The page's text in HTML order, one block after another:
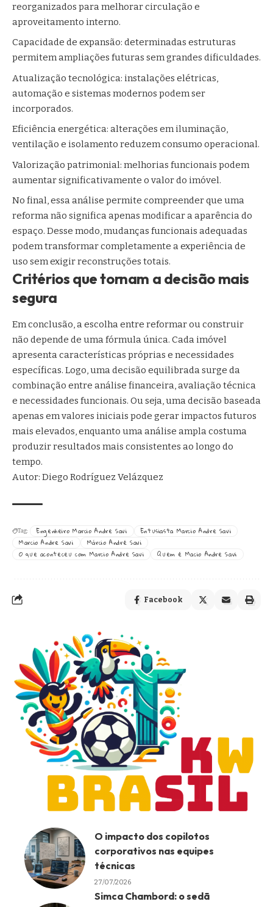
reorganizados para melhorar circulação e
aproveitamento interno.
Capacidade de expansão: determinadas estruturas
permitem ampliações futuras sem grandes dificuldades.
Atualização tecnológica: instalações elétricas,
automação e sistemas modernos podem ser
incorporados.
Eficiência energética: alterações em iluminação,
ventilação e isolamento reduzem consumo operacional.
Valorização patrimonial: melhorias funcionais podem
aumentar significativamente o valor do imóvel.
No final, essa análise permite compreender que uma
reforma não significa apenas modificar a aparência do
espaço. Desse modo, mudanças funcionais adequadas
podem transformar completamente a experiência de
uso sem exigir reconstruções totais.
Critérios que tornam a decisão mais
segura
Em conclusão, a escolha entre reformar ou construir
não depende de uma fórmula única. Cada imóvel
apresenta características próprias e necessidades
específicas. Logo, uma decisão equilibrada surge da
combinação entre análise financeira, avaliação técnica
e necessidades funcionais. Ou seja, uma decisão baseada
apenas em valores iniciais pode gerar impactos futuros
mais elevados, enquanto uma análise ampla costuma
produzir resultados mais consistentes ao longo do
tempo.
Autor: Diego Rodríguez Velázquez
Tag: Engenheiro Marcio Andre Savi
Entusiasta Marcio Andre Savi
Marcio Andre Savi
Márcio André Savi
O que aconteceu com Marcio Andre Savi
Quem é Macio Andre Savi
Facebook
O impacto dos copilotos
corporativos nas equipes
técnicas
27/07/2026
Simca Chambord: o sedã